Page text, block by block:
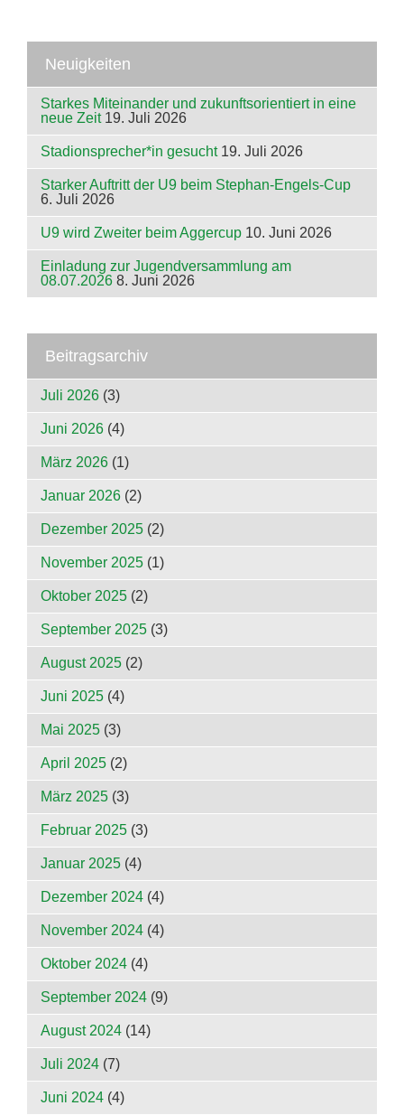
Neuigkeiten
Starkes Miteinander und zukunftsorientiert in eine
neue Zeit 19. Juli 2026
Stadionsprecher*in gesucht 19. Juli 2026
Starker Auftritt der U9 beim Stephan-Engels-Cup
6. Juli 2026
U9 wird Zweiter beim Aggercup 10. Juni 2026
Einladung zur Jugendversammlung am
08.07.2026 8. Juni 2026
Beitragsarchiv
Juli 2026 (3)
Juni 2026 (4)
März 2026 (1)
Januar 2026 (2)
Dezember 2025 (2)
November 2025 (1)
Oktober 2025 (2)
September 2025 (3)
August 2025 (2)
Juni 2025 (4)
Mai 2025 (3)
April 2025 (2)
März 2025 (3)
Februar 2025 (3)
Januar 2025 (4)
Dezember 2024 (4)
November 2024 (4)
Oktober 2024 (4)
September 2024 (9)
August 2024 (14)
Juli 2024 (7)
Juni 2024 (4)